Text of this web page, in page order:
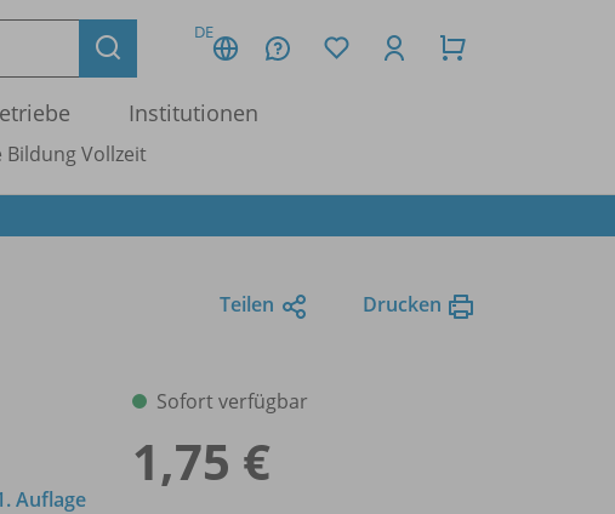
DE
Institutionen
Bildung Vollzeit
Teilen Drucken
Auflage
Sofort verfügbar
1,75 €